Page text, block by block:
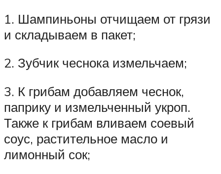
1. Шампиньоны отчищаем от грязи
и складываем в пакет;
2. Зубчик чеснока измельчаем;
3. К грибам добавляем чеснок,
паприку и измельченный укроп.
Также к грибам вливаем соевый
соус, растительное масло и
лимонный сок;